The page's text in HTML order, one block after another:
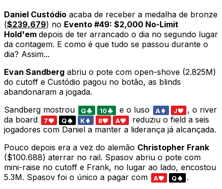
Daniel Custódio acaba de receber a medalha de bronze
($239.679) no Evento #49: $2,000 No-Limit
Hold'em depois de ter arrancado o dia no segundo lugar
da contagem. E como é que tudo se passou durante o
dia? Assim...
Evan Sandberg abriu o pote com open-shove (2.825M)
do cutoff e Custódio pagou no botão, as blinds
abandonaram a jogada.
Sandberg mostrou
Q 10 e o luso A J
, o river
da board
7 Q K 8 A
reduziu o field a seis
jogadores com Daniel a manter a liderança já alcançada.
Pouco depois era a vez do alemão Christopher Frank
($100.688) aterrar no rail. Spasov abriu o pote com
mini-raise no cutoff e Frank, no lugar ao lado, encostou
5.3M. Spasov foi o único a pagar com
A Q
.